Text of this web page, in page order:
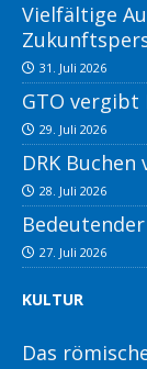
Vielfältige
31. Juli 2026
GTO vergibt
29. Juli 2026
DRK
28. Juli 2026
27. Juli 2026
KULTUR
Das